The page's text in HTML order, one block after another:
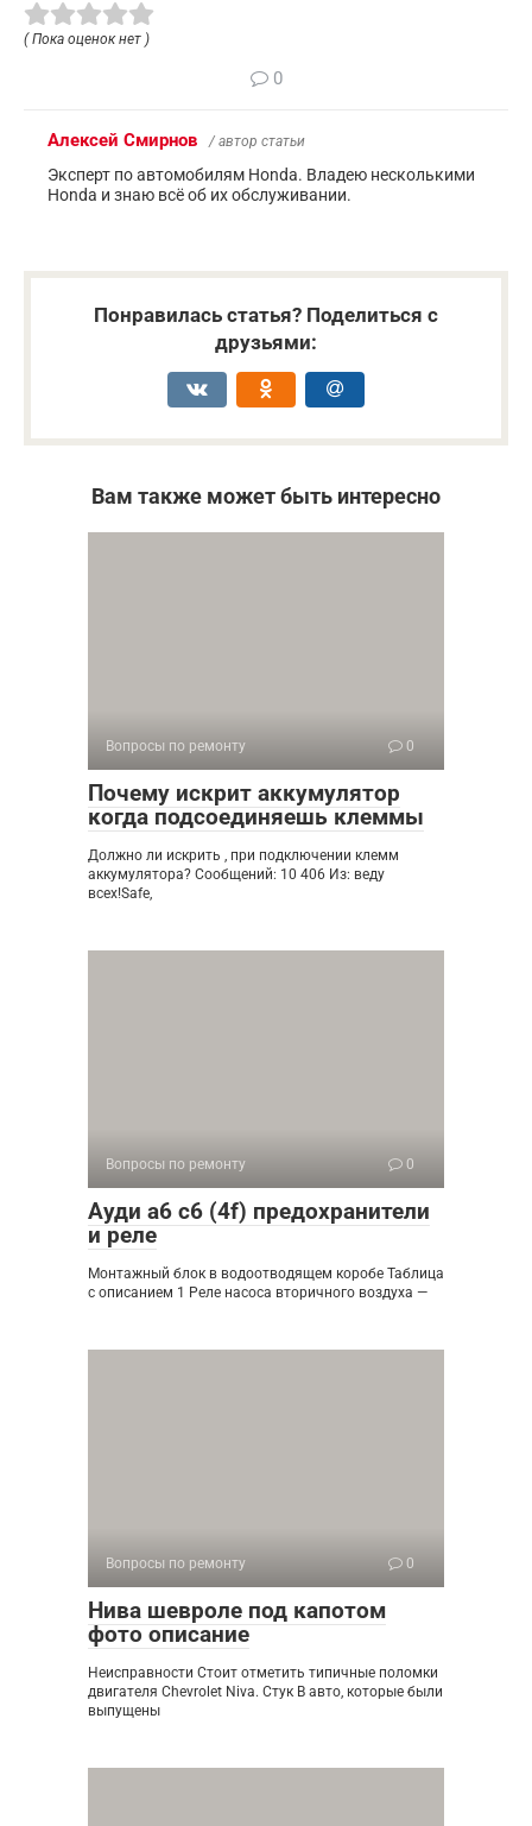
( Пока оценок нет )
0
Алексей Смирнов / автор статьи
Эксперт по автомобилям Honda. Владею несколькими
Honda и знаю всё об их обслуживании.
Понравилась статья? Поделиться с
друзьями:
Вам также может быть интересно
Вопросы по ремонту 0
Почему искрит аккумулятор
когда подсоединяешь клеммы
Должно ли искрить , при подключении клемм
аккумулятора? Сообщений: 10 406 Из: веду
всех!Safe,
Вопросы по ремонту 0
Ауди а6 с6 (4f) предохранители
и реле
Монтажный блок в водоотводящем коробе Таблица
с описанием 1 Реле насоса вторичного воздуха —
Вопросы по ремонту 0
Нива шевроле под капотом
фото описание
Неисправности Стоит отметить типичные поломки
двигателя Chevrolet Niva. Стук В авто, которые были
выпущены